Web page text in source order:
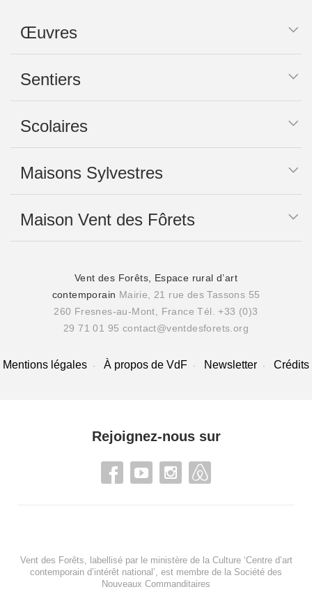
Œuvres
Sentiers
Scolaires
Maisons Sylvestres
Maison Vent des Fôrets
Vent des Forêts, Espace rural d’art
contemporain Mairie, 21 rue des Tassons 55
260 Fresnes-au-Mont, France Tél. +33 (0)3
29 71 01 95 contact@ventdesforets.org
Mentions légales À propos de VdF Newsletter Crédits
Rejoignez-nous sur
Vent des Forêts, labellisé par le ministère de la Culture ‘Centre d’art
contemporain d’intérêt national’, est membre de la Société des
Nouveaux Commanditaires